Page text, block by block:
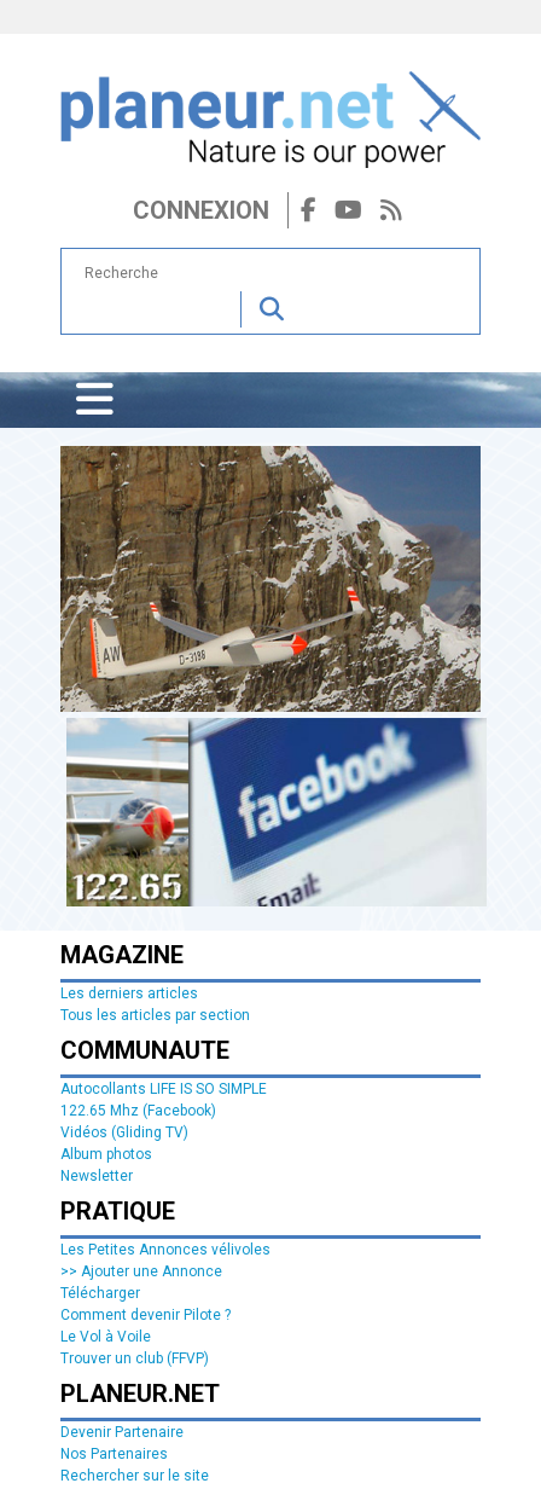
CONNEXION
MAGAZINE
Les derniers articles
Tous les articles par section
COMMUNAUTE
Autocollants LIFE IS SO SIMPLE
122.65 Mhz (Facebook)
Vidéos (Gliding TV)
Album photos
Newsletter
PRATIQUE
Les Petites Annonces vélivoles
>> Ajouter une Annonce
Télécharger
Comment devenir Pilote ?
Le Vol à Voile
Trouver un club (FFVP)
PLANEUR.NET
Devenir Partenaire
Nos Partenaires
Rechercher sur le site